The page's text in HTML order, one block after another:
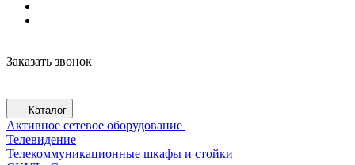
Заказать звонок
Каталог
Активное сетевое оборудование
Телевидение
Телекоммуникационные шкафы и стойки